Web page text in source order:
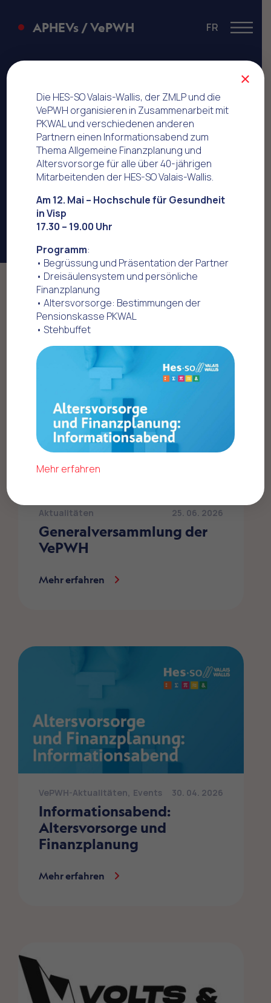
APHEVs / VePWH FR
Menu
Home Neuigkeiten
Alle Nachrichten
Aktualitäten 25. 06. 2026
Generalversammlung der
VePWH
Mehr erfahren
VePWH-Aktualitäten Events 30. 04. 2026
Informationsabend:
Altersvorsorge und
Finanzplanung
Mehr erfahren
Die HES-SO Valais-Wallis, der ZMLP und die
VePWH organisieren in Zusammenarbeit mit
PKWAL und verschiedenen anderen
Partnern einen Informationsabend zum
Thema Allgemeine Finanzplanung und
Altersvorsorge für alle über 40-jährigen
Mitarbeitenden der HES-SO Valais-Wallis.
Am 12. Mai – Hochschule für Gesundheit
in Visp
17.30 – 19.00 Uhr
Programm:
• Begrüssung und Präsentation der Partner
• Dreisäulensystem und persönliche
Finanzplanung
• Altersvorsorge: Bestimmungen der
Pensionskasse PKWAL
• Stehbuffet
Mehr erfahren
×